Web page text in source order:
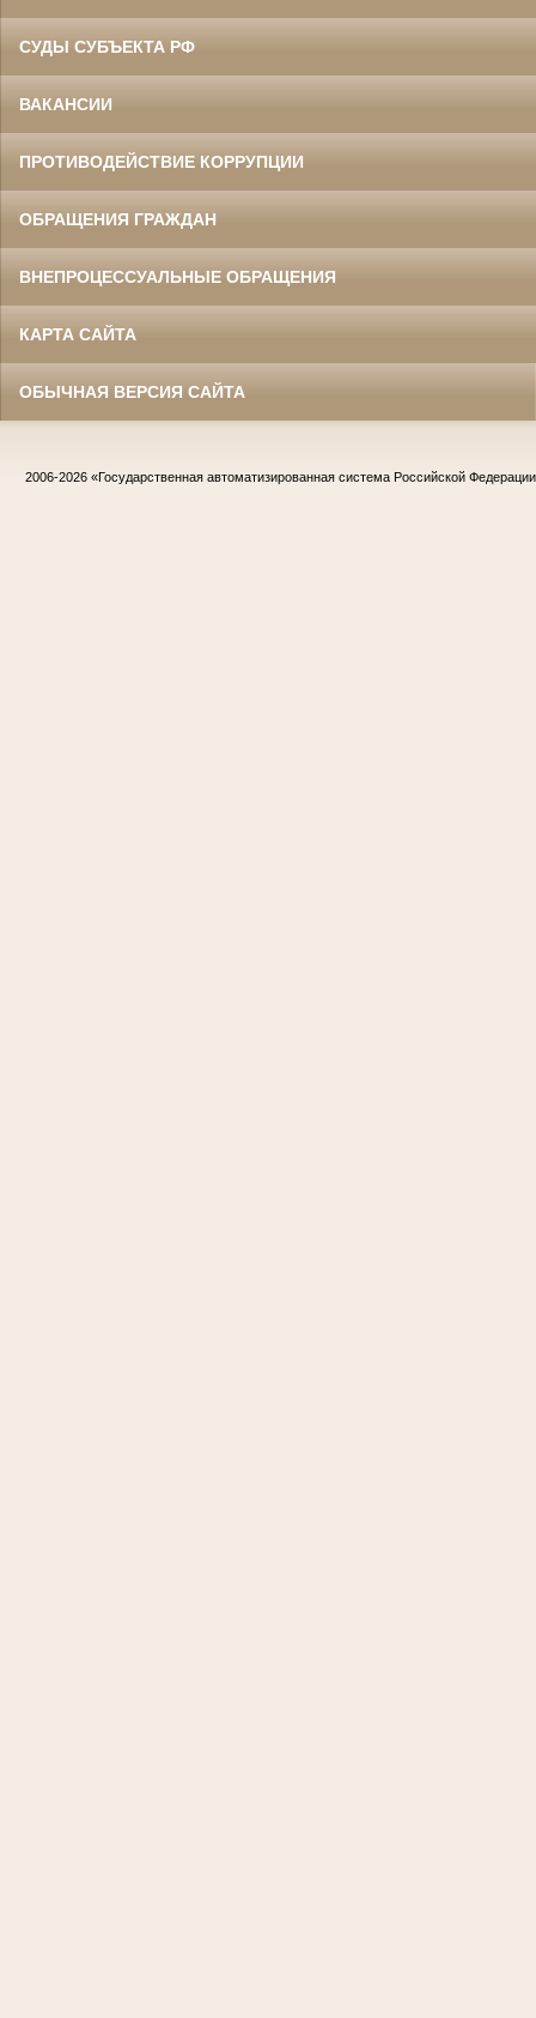
СУДЫ СУБЪЕКТА РФ
ВАКАНСИИ
ПРОТИВОДЕЙСТВИЕ КОРРУПЦИИ
ОБРАЩЕНИЯ ГРАЖДАН
ВНЕПРОЦЕССУАЛЬНЫЕ ОБРАЩЕНИЯ
КАРТА САЙТА
ОБЫЧНАЯ ВЕРСИЯ САЙТА
2006-2026 «Государственная автоматизированная система Российской